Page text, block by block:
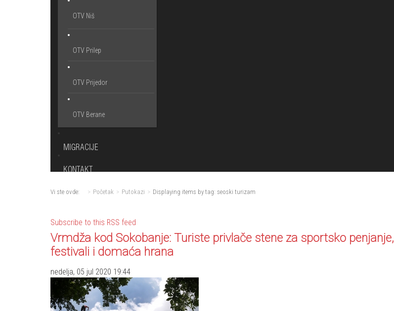
OTV Niš
OTV Prilep
OTV Prijedor
OTV Berane
MIGRACIJE
KONTAKT
Vi ste ovde: Početak Putokazi Displaying items by tag: seoski turizam
Subscribe to this RSS feed
Vrmdža kod Sokobanje: Turiste privlače stene za sportsko penjanje,
festivali i domaća hrana
nedelja, 05 jul 2020 19:44